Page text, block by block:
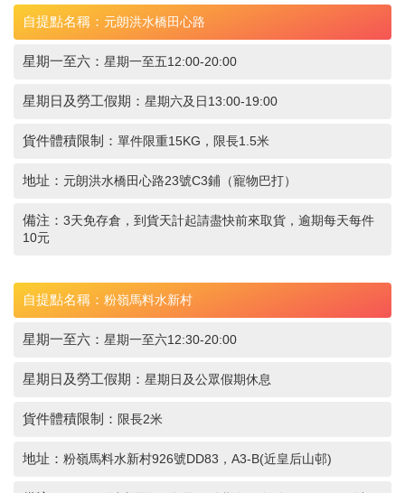
自提點名稱： 元朗洪水橋田心路
星期一至六： 星期一至五12:00-20:00
星期日及勞工假期： 星期六及日13:00-19:00
貨件體積限制： 單件限重15KG，限長1.5米
地址： 元朗洪水橋田心路23號C3鋪（寵物巴打）
備注： 3天免存倉，到貨天計起請盡快前來取貨，逾期每天每件
10元
自提點名稱： 粉嶺馬料水新村
星期一至六： 星期一至六12:30-20:00
星期日及勞工假期： 星期日及公眾假期休息
貨件體積限制： 限長2米
地址： 粉嶺馬料水新村926號DD83，A3-B(近皇后山邨)